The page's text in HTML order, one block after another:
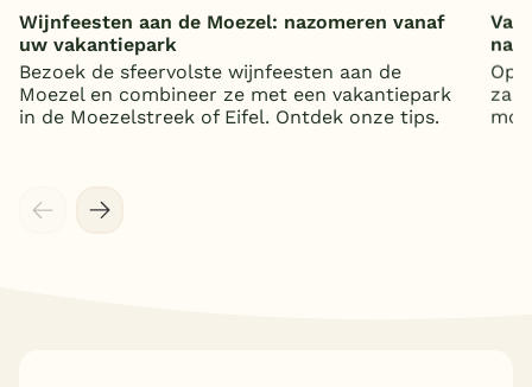
Wijnfeesten aan de Moezel: nazomeren vanaf
uw vakantiepark
Bezoek de sfeervolste wijnfeesten aan de
Moezel en combineer ze met een vakantiepark
in de Moezelstreek of Eifel. Ontdek onze tips.
Op